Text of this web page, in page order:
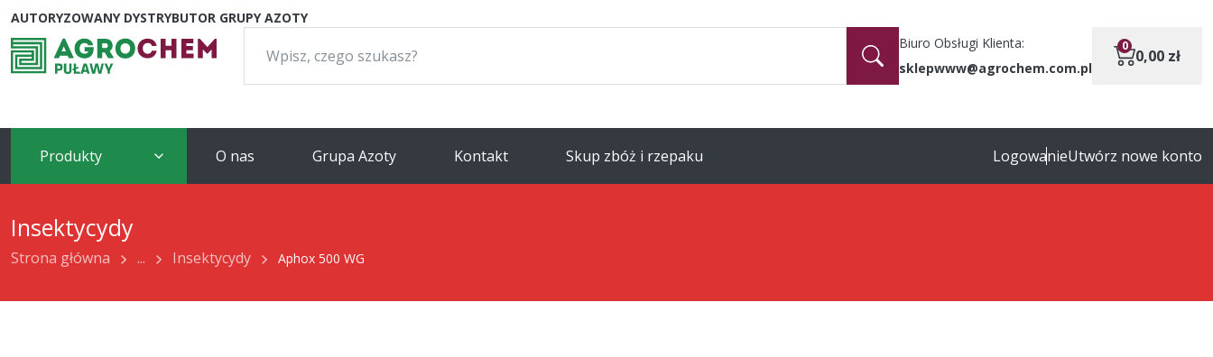
AUTORYZOWANY DYSTRYBUTOR GRUPY AZOTY
Biuro Obsługi Klienta:
sklepwww@agrochem.com.pl
0
0,00 zł
Produkty O nas Grupa Azoty Kontakt Skup zbóż i rzepaku LogowanieUtwórz nowe konto
Insektycydy
Strona główna ... Insektycydy Aphox 500 WG